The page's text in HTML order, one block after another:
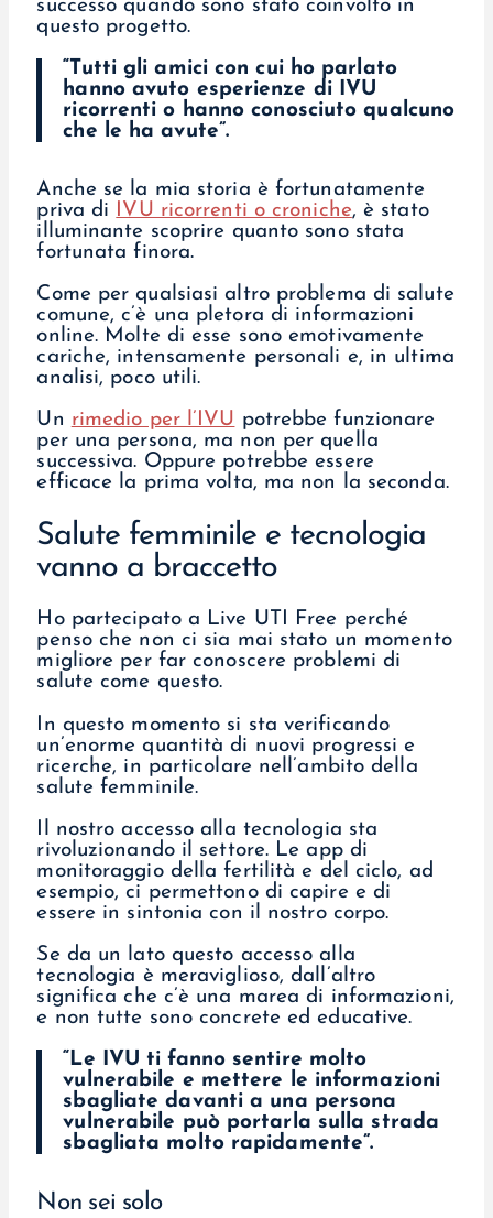
successo quando sono stato coinvolto in
questo progetto.
“Tutti gli amici con cui ho parlato
hanno avuto esperienze di IVU
ricorrenti o hanno conosciuto qualcuno
che le ha avute”.
Anche se la mia storia è fortunatamente
priva di
IVU ricorrenti o croniche, è stato
illuminante scoprire quanto sono stata
fortunata finora.
Come per qualsiasi altro problema di salute
comune, c’è una pletora di informazioni
online. Molte di esse sono emotivamente
cariche, intensamente personali e, in ultima
analisi, poco utili.
Un rimedio per l’IVU potrebbe funzionare
per una persona, ma non per quella
successiva. Oppure potrebbe essere
efficace la prima volta, ma non la seconda.
Salute femminile e tecnologia
vanno a braccetto
Ho partecipato a Live UTI Free perché
penso che non ci sia mai stato un momento
migliore per far conoscere problemi di
salute come questo.
In questo momento si sta verificando
un’enorme quantità di nuovi progressi e
ricerche, in particolare nell’ambito della
salute femminile.
Il nostro accesso alla tecnologia sta
rivoluzionando il settore. Le app di
monitoraggio della fertilità e del ciclo, ad
esempio, ci permettono di capire e di
essere in sintonia con il nostro corpo.
Se da un lato questo accesso alla
tecnologia è meraviglioso, dall’altro
significa che c’è una marea di informazioni,
e non tutte sono concrete ed educative.
“Le IVU ti fanno sentire molto
vulnerabile e mettere le informazioni
sbagliate davanti a una persona
vulnerabile può portarla sulla strada
sbagliata molto rapidamente”.
Non sei solo